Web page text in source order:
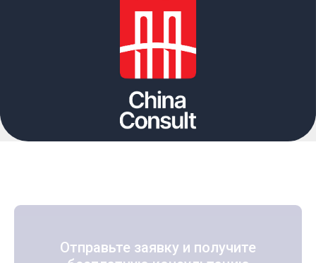
Отправьте заявку и получите